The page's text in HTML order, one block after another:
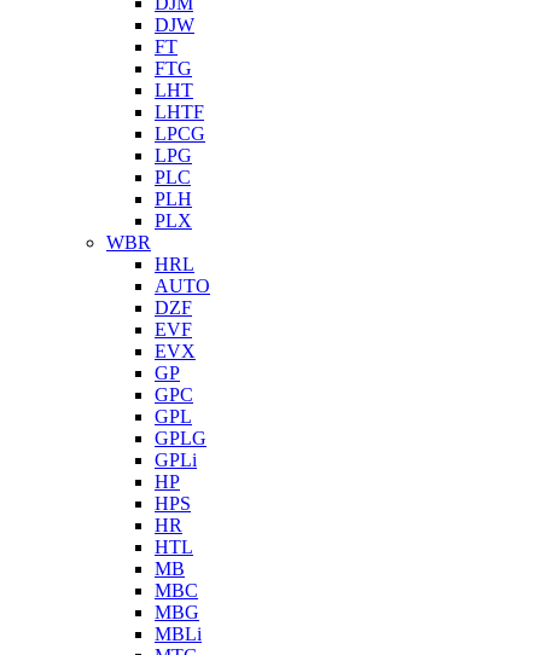
DJW
FT
FTG
LHT
LHTF
LPCG
LPG
PLC
PLH
PLX
WBR
HRL
AUTO
DZF
EVF
EVX
GP
GPC
GPL
GPLG
GPLi
HP
HPS
HR
HTL
MB
MBC
MBG
MBLi